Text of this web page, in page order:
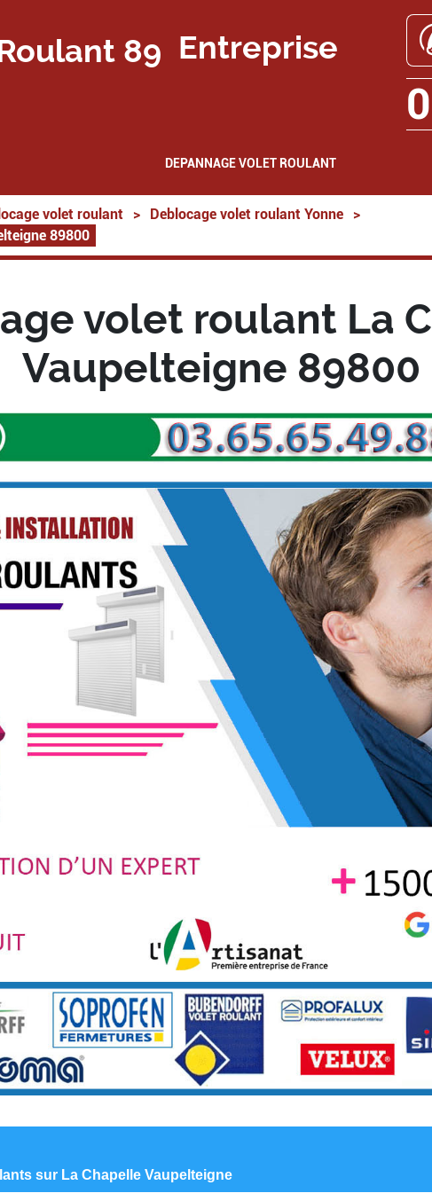
Entreprise
DEPANNAGE VOLET ROULANT
volet roulant > Deblocage volet roulant Yonne
>
89800
volet roulant La
Vaupelteigne 89800
sur La Chapelle Vaupelteigne